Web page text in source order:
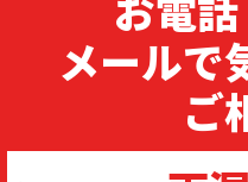
メールで
ご